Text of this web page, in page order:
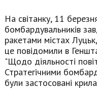
На світанку, 11
бомбардувальників
ракетами містах
це повідомили в
"Щодо діяльності
Стратегічними
були застосовані